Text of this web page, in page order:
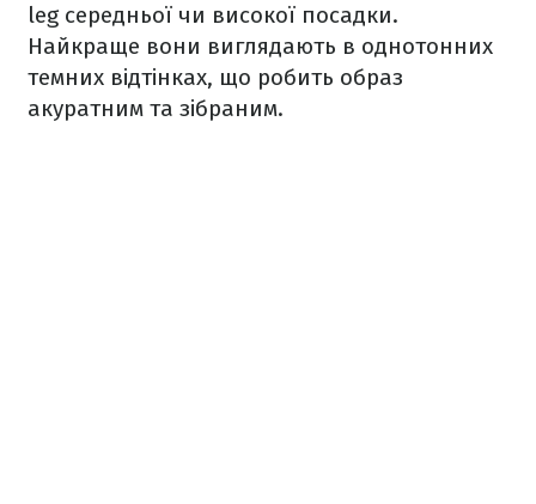
leg середньої чи високої посадки.
Найкраще вони виглядають в однотонних
темних відтінках, що робить образ
акуратним та зібраним.